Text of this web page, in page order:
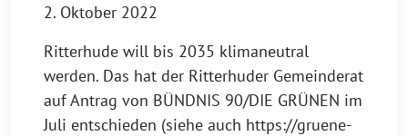
2. Oktober 2022
Ritterhude will bis 2035 klimaneutral
werden. Das hat der Ritterhuder Gemeinderat
auf Antrag von BÜNDNIS 90/DIE GRÜNEN im
Juli entschieden (siehe auch https://gruene-